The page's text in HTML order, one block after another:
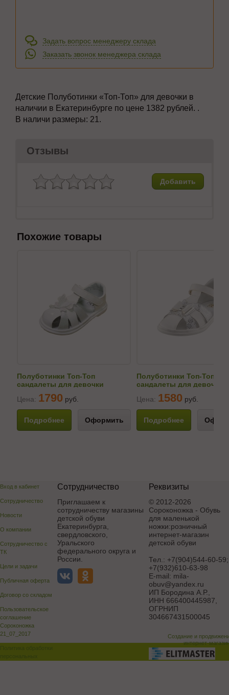
Задать вопрос менеджеру склада
Заказать звонок менеджера склада
Детские Полуботинки «Топ-Топ» для девочки в
наличии в Екатеринбурге по цене 1382 рублей. .
В наличи размеры: 21.
Отзывы
Добавить
Похожие товары
Полуботинки Топ-Топ
сандалеты для девочки
320108/91711-2
Цена: 1790 руб.
Подробнее Оформить
Полуботинки Топ-Топ
сандалеты для девочки
330108/51713-2
Цена: 1580 руб.
Подробнее
Вход в кабинет
Сотрудничество
Новости
О компании
Сотрудничество с
ТК
Цели и задачи
Публичная оферта
Договор со складом
Пользовательское
соглашение
Сороконожка
21_07_2017
Сотрудничество
Приглашаем к
сотрудничеству магазины
детской обуви
Екатеринбурга,
свердловского,
Уральского
федерального округа и
России.
Реквизиты
© 2012-2026
Сороконожка - Обувь
для маленькой
ножки:розничный
интернет-магазин
детской обуви
Тел.: +7(904)544-60-59;
+7(932)610-63-98
E-mail: mila-
obuv@yandex.ru
ИП Бородина А.Р.
ИНН 666400445987,
ОГРНИП
304667431500045
Создание и
интернет-